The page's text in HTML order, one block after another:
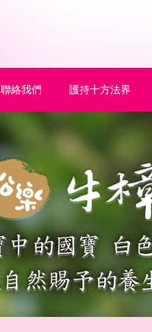
聯絡我們 護持十方法界